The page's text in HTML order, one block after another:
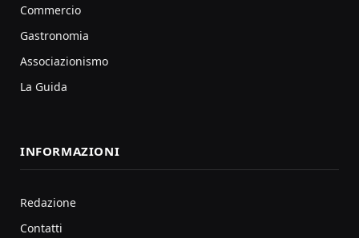
Commercio
Gastronomia
Associazionismo
La Guida
INFORMAZIONI
Redazione
Contatti